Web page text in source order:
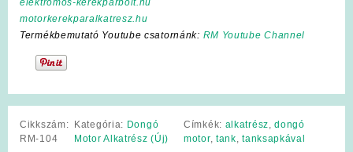
motorkerekparalkatresz.hu
Termékbemutató Youtube csatornánk: RM Youtube Channel
Cikkszám:
RM-104
Kategória: Dongó
Motor Alkatrész (Új)
Címkék: alkatrész,dongó
motor, tank,tanksapkával